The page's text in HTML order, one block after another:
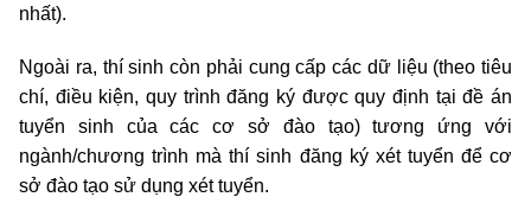
nhất).
Ngoài ra, thí sinh còn phải cung cấp các dữ liệu (theo tiêu
chí, điều kiện, quy trình đăng ký được quy định tại đề án
tuyển sinh của các cơ sở đào tạo) tương ứng với
ngành/chương trình mà thí sinh đăng ký xét tuyển để cơ
sở đào tạo sử dụng xét tuyển.